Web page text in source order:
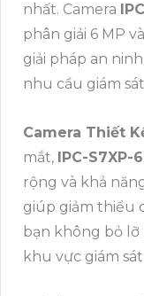
nhất. Camera
phân giải 6 MP
giải pháp an
nhu cầu giám
Camera Thiết
mắt,
IPC-S7XP-
rộng và khả
giúp giảm thiểu
bạn không bỏ
khu vực giám sát.